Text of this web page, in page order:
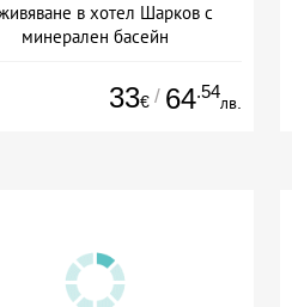
в хотел Шарков с
минерален басейн
33€ / 64.54
лв.